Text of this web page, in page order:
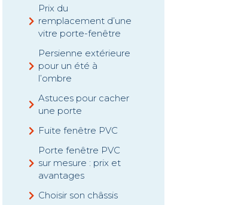
Prix du
remplacement d’une
vitre porte-fenêtre
Persienne extérieure
pour un été à
l’ombre
Astuces pour cacher
une porte
Fuite fenêtre PVC
Porte fenêtre PVC
sur mesure : prix et
avantages
Choisir son châssis